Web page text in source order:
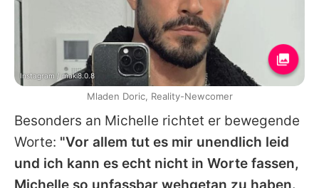
Besonders an Michelle richtet er bewegende
Worte: "Vor allem tut es mir unendlich leid
und ich kann es echt nicht in Worte fassen,
Instagram / maki8.0.8
Mladen Doric, Reality-Newcomer